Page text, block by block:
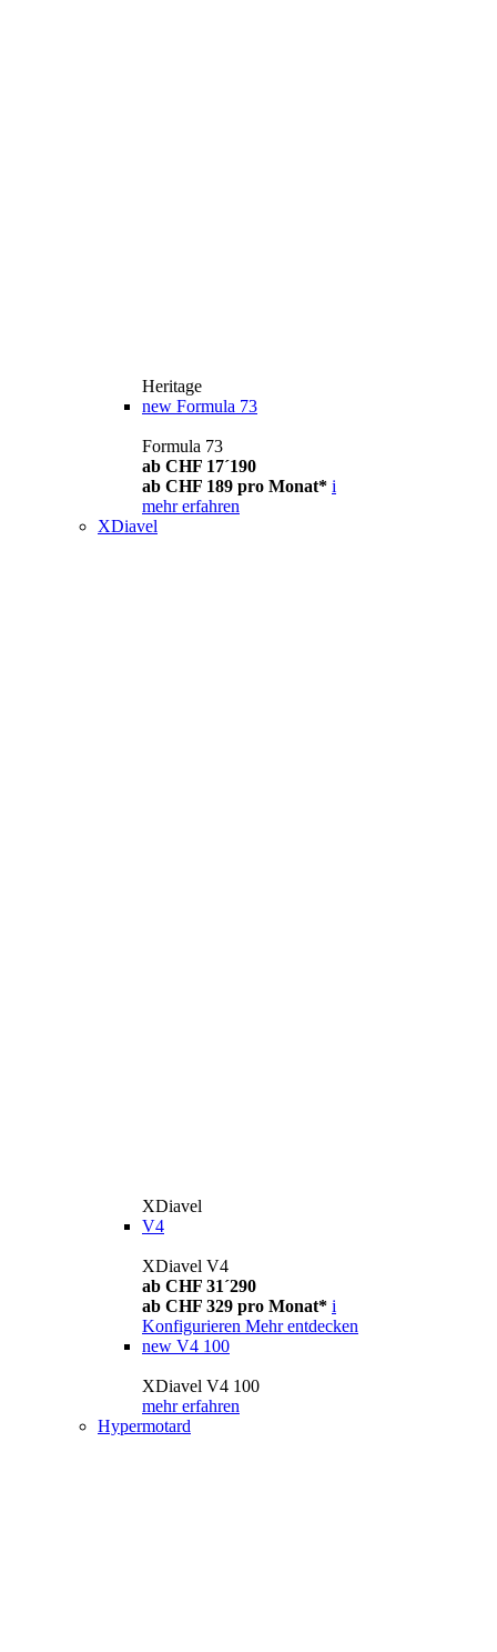
Heritage
new Formula 73
Formula 73
ab CHF 17´190
ab CHF 189 pro Monat* i
mehr erfahren
XDiavel
XDiavel
V4
XDiavel V4
ab CHF 31´290
ab CHF 329 pro Monat* i
Konfigurieren Mehr entdecken
new V4 100
XDiavel V4 100
mehr erfahren
Hypermotard